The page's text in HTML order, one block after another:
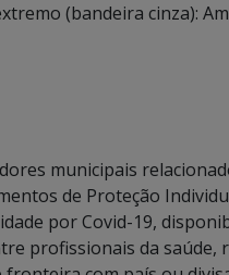
(bandeira cinza):
municipais
de Proteção
por Covid-19,
profissionais da saúde,